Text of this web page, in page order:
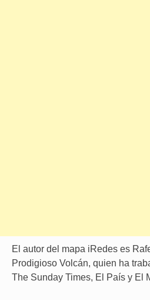
El autor del mapa iRedes es
Prodigioso Volcán, quien ha
The Sunday Times, El País y El